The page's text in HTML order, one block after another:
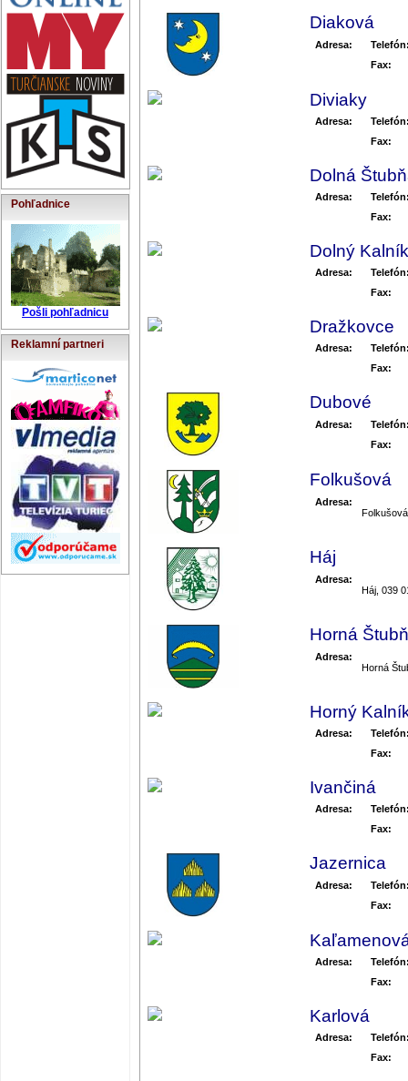
Pohľadnice
Pošli pohľadnicu
Reklamní partneri
Diaková
Adresa:
Fax:
Diviaky
Adresa:
Fax:
Dolná
Adresa:
Fax:
Dolný Kalník
Adresa:
Fax:
Dražkovce
Adresa:
Fax:
Dubové
Adresa:
Fax:
Folkušová
Adresa:
Háj
Adresa:
Háj, 039
Horná
Adresa:
Horná
Horný
Adresa:
Fax:
Ivančiná
Adresa:
Fax:
Jazernica
Adresa:
Fax:
Adresa:
Fax:
Karlová
Adresa:
Fax: